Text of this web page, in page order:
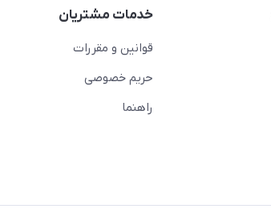
خدمات مشتریان
قوانین و مقررات
حریم خصوصی
راهنما